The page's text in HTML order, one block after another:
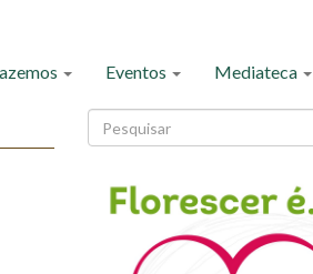
Eventos Mediateca
Formulário
de